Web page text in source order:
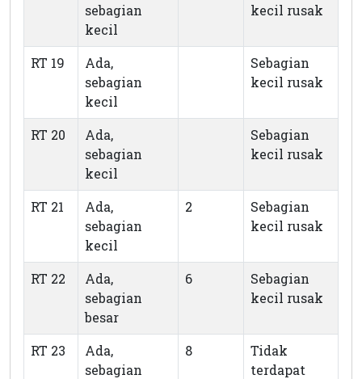
sebagian
kecil
kecil rusak
RT 19
Ada,
sebagian
kecil
Sebagian
kecil rusak
RT 20
Ada,
sebagian
kecil
Sebagian
kecil rusak
RT 21
Ada,
sebagian
kecil
2
Sebagian
kecil rusak
RT 22
Ada,
sebagian
besar
6
Sebagian
kecil rusak
RT 23
Ada,
sebagian
8
Tidak
terdapat